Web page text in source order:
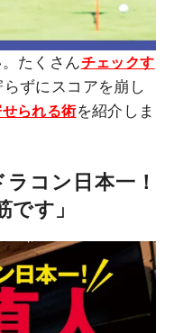
たくさんチェックす
ずにスコアを崩し
られる術を紹介しま
ラコン日本一！
す」